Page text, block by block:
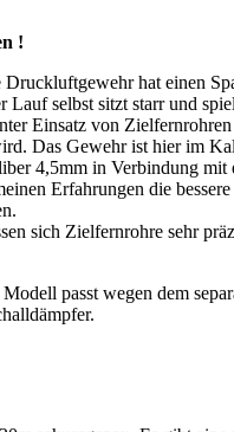
!
hat einen
Lauf selbst sitzt starr und
Einsatz von Zielfernrohren
Das Gewehr ist hier im
4,5mm in Verbindung mit
Erfahrungen die
sich Zielfernrohre sehr
passt wegen dem